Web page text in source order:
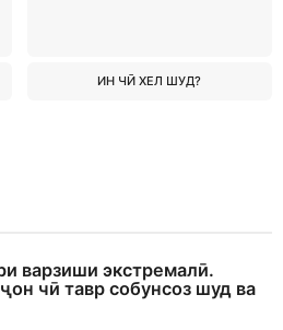
ИН ЧӢ ХЕЛ ШУД?
варзиши экстремалӣ.
чӣ тавр собунсоз шуд ва